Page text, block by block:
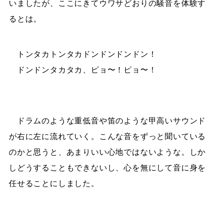
いましたが、ここにきてウワサどおりの騒音を体験す
るとは。
トンタカトンタカドンドンドンドン！
ドンドンタカタカ、ピョ〜！ピョ〜！
ドラムのような重低音や笛のような甲高いサウンド
が右に左に流れていく。こんな音をずっと聞いている
のかと思うと、あまりいい心地ではないような。しか
しどうすることもできないし、心を無にして音に身を
任せることにしました。